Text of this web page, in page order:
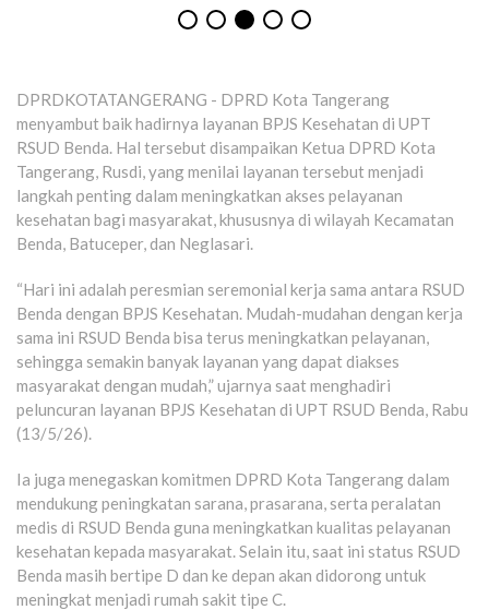
DPRDKOTATANGERANG - DPRD Kota Tangerang
menyambut baik hadirnya layanan BPJS Kesehatan di UPT
RSUD Benda. Hal tersebut disampaikan Ketua DPRD Kota
Tangerang, Rusdi, yang menilai layanan tersebut menjadi
langkah penting dalam meningkatkan akses pelayanan
kesehatan bagi masyarakat, khususnya di wilayah Kecamatan
Benda, Batuceper, dan Neglasari.
“Hari ini adalah peresmian seremonial kerja sama antara RSUD
Benda dengan BPJS Kesehatan. Mudah-mudahan dengan kerja
sama ini RSUD Benda bisa terus meningkatkan pelayanan,
sehingga semakin banyak layanan yang dapat diakses
masyarakat dengan mudah,” ujarnya saat menghadiri
peluncuran layanan BPJS Kesehatan di UPT RSUD Benda, Rabu
(13/5/26).
Ia juga menegaskan komitmen DPRD Kota Tangerang dalam
mendukung peningkatan sarana, prasarana, serta peralatan
medis di RSUD Benda guna meningkatkan kualitas pelayanan
kesehatan kepada masyarakat. Selain itu, saat ini status RSUD
Benda masih bertipe D dan ke depan akan didorong untuk
meningkat menjadi rumah sakit tipe C.